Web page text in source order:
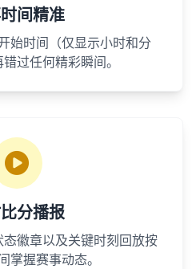
间精准
始时间（仅显示小时和分
过任何精彩瞬间。
分播报
徽章以及关键时刻回放按
掌握赛事动态。